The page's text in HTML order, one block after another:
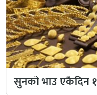
सुनको भाउ एकैदिन